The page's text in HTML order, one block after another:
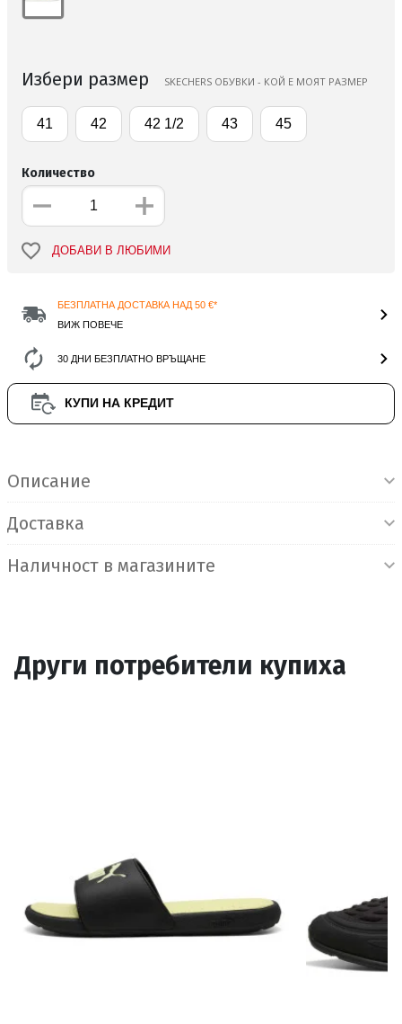
Избери размер SKECHERS ОБУВКИ - КОЙ Е МОЯТ РАЗМЕР
41 42 42 1/2 43 45
Количество
ДОБАВИ В ЛЮБИМИ
БЕЗПЛАТНА ДОСТАВКА НАД 50 €*
ВИЖ ПОВЕЧЕ
30 ДНИ БЕЗПЛАТНО ВРЪЩАНЕ
КУПИ НА КРЕДИТ
Описание
Доставка
Наличност в магазините
Други потребители купиха